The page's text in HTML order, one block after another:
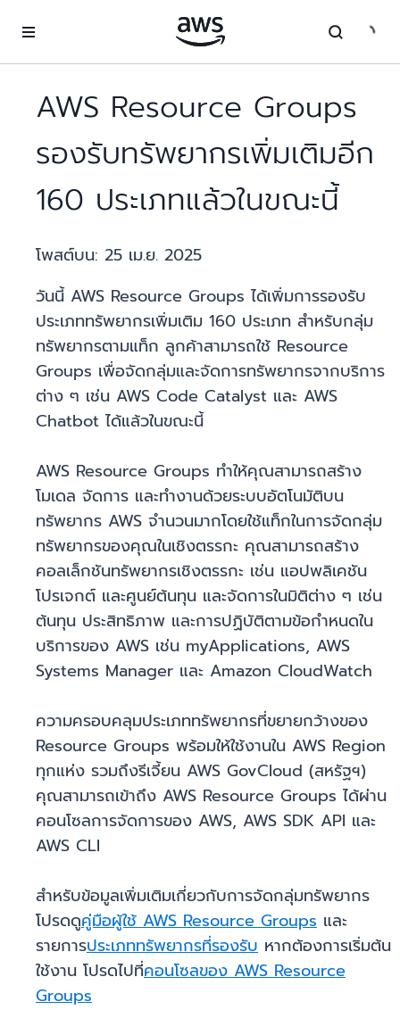
AWS Resource Groups
รองรับทรัพยากรเพิ่มเติมอีก
160 ประเภทแล้วในขณะนี้
โพสต์บน: 25 เม.ย. 2025
วันนี้ AWS Resource Groups ได้เพิ่มการรองรับ
ประเภททรัพยากรเพิ่มเติม 160 ประเภท สำหรับกลุ่ม
ทรัพยากรตามแท็ก ลูกค้าสามารถใช้ Resource
Groups เพื่อจัดกลุ่มและจัดการทรัพยากรจากบริการ
ต่าง ๆ เช่น AWS Code Catalyst และ AWS
Chatbot ได้แล้วในขณะนี้
AWS Resource Groups ทำให้คุณสามารถสร้าง
โมเดล จัดการ และทำงานด้วยระบบอัตโนมัติบน
ทรัพยากร AWS จำนวนมากโดยใช้แท็กในการจัดกลุ่ม
ทรัพยากรของคุณในเชิงตรรกะ คุณสามารถสร้าง
คอลเล็กชันทรัพยากรเชิงตรรกะ เช่น แอปพลิเคชัน
โปรเจกต์ และศูนย์ต้นทุน และจัดการในมิติต่าง ๆ เช่น
ต้นทุน ประสิทธิภาพ และการปฏิบัติตามข้อกำหนดใน
บริการของ AWS เช่น myApplications, AWS
Systems Manager และ Amazon CloudWatch
ความครอบคลุมประเภททรัพยากรที่ขยายกว้างของ
Resource Groups พร้อมให้ใช้งานใน AWS Region
ทุกแห่ง รวมถึงรีเจี้ยน AWS GovCloud (สหรัฐฯ)
คุณสามารถเข้าถึง AWS Resource Groups ได้ผ่าน
คอนโซลการจัดการของ AWS, AWS SDK API และ
AWS CLI
สำหรับข้อมูลเพิ่มเติมเกี่ยวกับการจัดกลุ่มทรัพยากร
โปรดดูคู่มือผู้ใช้ AWS Resource Groups และ
รายการประเภททรัพยากรที่รองรับ หากต้องการเริ่มต้น
ใช้งาน โปรดไปที่คอนโซลของ AWS Resource
Groups